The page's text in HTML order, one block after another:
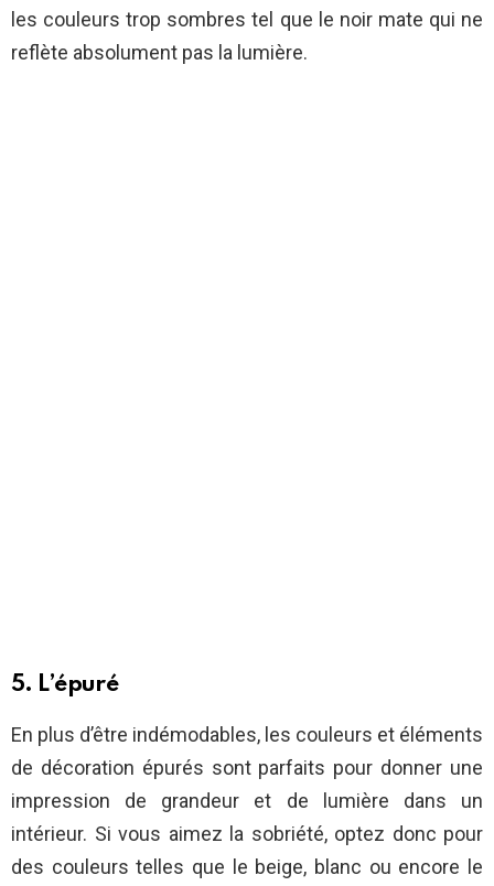
les couleurs trop sombres tel que le noir mate qui ne
reflète absolument pas la lumière.
5. L’épuré
En plus d’être indémodables, les couleurs et éléments
de décoration épurés sont parfaits pour donner une
impression de grandeur et de lumière dans un
intérieur. Si vous aimez la sobriété, optez donc pour
des couleurs telles que le beige, blanc ou encore le